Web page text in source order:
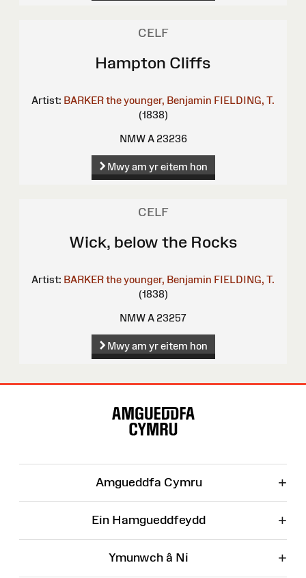
CELF
Hampton Cliffs
Artist: BARKER the younger, Benjamin FIELDING, T.
(1838)
NMW A 23236
Mwy am yr eitem hon
CELF
Wick, below the Rocks
Artist: BARKER the younger, Benjamin FIELDING, T.
(1838)
NMW A 23257
Mwy am yr eitem hon
Amgueddfa Cymru +
Ein Hamgueddfeydd +
Ymunwch â Ni +